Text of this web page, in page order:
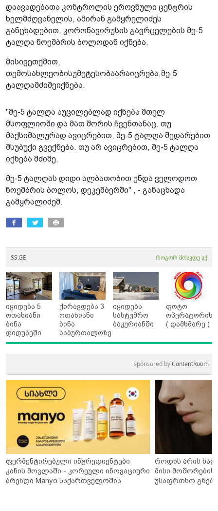
დაავადებათა კონტროლის ეროვნული ცენტრის
ხელმძღვანელის, ამირან გამყრელიძეს
განცხადებით, კორონავირუსის გავრცელების მე-5
ტალღა ნოემბრის ბოლოდან იქნება.
მისივეთქმით,
თუმოსახლეობისუმეტესობაარაიცრება,მე-5
ტალღამძიმეიქნება.
"მე-5 ტალღა აუცილებლად იქნება მთელ
მსოფლიოში და მათ შორის ჩვენთანაც. თუ
მაქსიმალურად ავიცრებით, მე-5 ტალღა შედარებით
მსუბუქი გვექნება. თუ არ ავიცრებით, მე-5 ტალღა
იქნება მძიმე.
მე-5 ტალღას დიდი ალბათობით უნდა ველოდოთ
ნოემბრის ბოლოს, დეკემბერში" , - განაცხადა
გამყრალიძემ.
SS.GE როგორ მოხვდე აქ
იყიდება 5
ოთახიანი
ბინა
დიდუბეში
ქირავდება 3
ოთახიანი
ბინა
საბურთალოზე
იყიდება
სასტუმრო
ბაკურიანში
ფოტო
ოპერატორის
( დამხმარე )
sponsored byContentRoom
ფერმენტირებული ინგრედიენტები
კანის მოვლაში - კორეული ინოვაციური
ბრენდი Manyo საქართველოშია
როდის არის
მისი მოშორების
უსაფრთხო გზები